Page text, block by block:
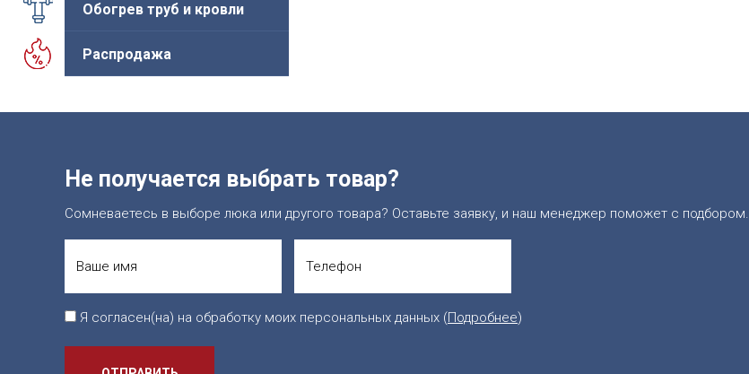
Обогрев труб и кровли
Распродажа
Не получается выбрать товар?
Сомневаетесь в выборе люка или другого товара? Оставьте заявку, и наш менеджер поможет с подбором.
Я согласен(на) на обработку моих персональных данных (Подробнее)